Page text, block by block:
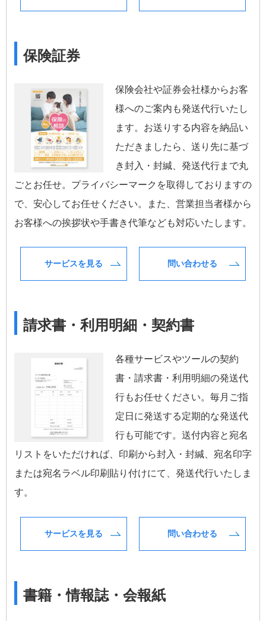
保険証券
保険会社や証券会社様からお客
様へのご案内も発送代行いたし
ます。お送りする内容を納品い
ただきましたら、送り先に基づ
き封入・封緘、発送代行まで丸
ごとお任せ。プライバシーマークを取得しておりますの
で、安心してお任せください。また、営業担当者様から
お客様への挨拶状や手書き代筆なども対応いたします。
サービスを見る 問い合わせる
請求書・利用明細・契約書
各種サービスやツールの契約
書・請求書・利用明細の発送代
行もお任せください。毎月ご指
定日に発送する定期的な発送代
行も可能です。送付内容と宛名
リストをいただければ、印刷から封入・封緘、宛名印字
または宛名ラベル印刷貼り付けにて、発送代行いたしま
す。
サービスを見る 問い合わせる
書籍・情報誌・会報紙